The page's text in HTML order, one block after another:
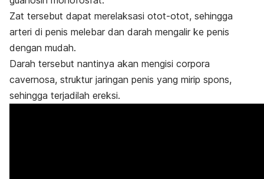
Zat tersebut dapat merelaksasi otot-otot, sehingga
arteri di penis melebar dan darah mengalir ke penis
dengan mudah.
Darah tersebut nantinya akan mengisi corpora
cavernosa, struktur jaringan penis yang mirip spons,
sehingga terjadilah ereksi.